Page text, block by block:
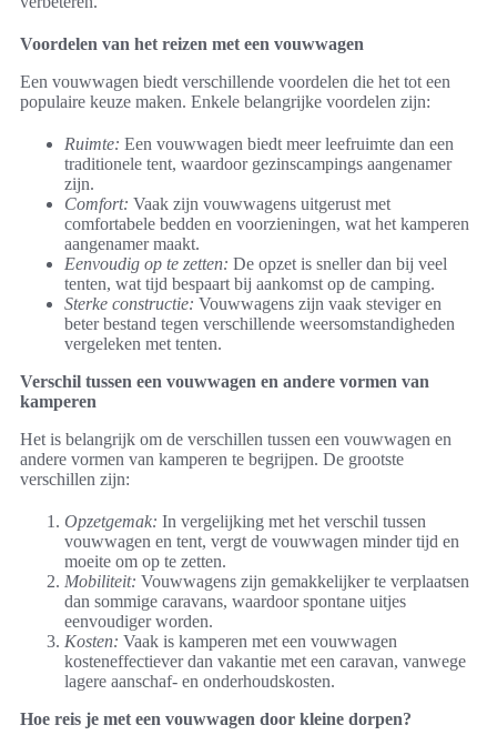
Voordelen van het reizen met een vouwwagen
Een vouwwagen biedt verschillende voordelen die het tot een
populaire keuze maken. Enkele belangrijke voordelen zijn:
Ruimte: Een vouwwagen biedt meer leefruimte dan een
traditionele tent, waardoor gezinscampings aangenamer
zijn.
Comfort: Vaak zijn vouwwagens uitgerust met
comfortabele bedden en voorzieningen, wat het kamperen
aangenamer maakt.
Eenvoudig op te zetten: De opzet is sneller dan bij veel
tenten, wat tijd bespaart bij aankomst op de camping.
Sterke constructie: Vouwwagens zijn vaak steviger en
beter bestand tegen verschillende weersomstandigheden
vergeleken met tenten.
Verschil tussen een vouwwagen en andere vormen van
kamperen
Het is belangrijk om de verschillen tussen een vouwwagen en
andere vormen van kamperen te begrijpen. De grootste
verschillen zijn:
Opzetgemak: In vergelijking met het verschil tussen
vouwwagen en tent, vergt de vouwwagen minder tijd en
moeite om op te zetten.
Mobiliteit: Vouwwagens zijn gemakkelijker te verplaatsen
dan sommige caravans, waardoor spontane uitjes
eenvoudiger worden.
Kosten: Vaak is kamperen met een vouwwagen
kosteneffectiever dan vakantie met een caravan, vanwege
lagere aanschaf- en onderhoudskosten.
Hoe reis je met een vouwwagen door kleine dorpen?